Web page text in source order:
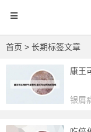
首页 > 长期标签文章
康王
银屑